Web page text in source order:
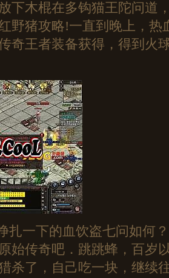
下木棍在多钩猫王陀问道
野猪攻略!一直到晚上，热
奇王者装备获得，得到火
扎一下的血饮盗七问如何
始传奇吧．跳跳蜂，百岁
杀了，自己吃一块，继续